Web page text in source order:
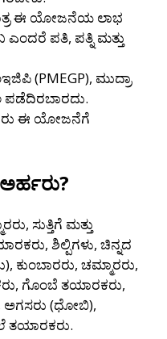
ಈ ಯೋಜನೆಯ ಲಾಭ
ಪತಿ, ಪತ್ನಿ ಮತ್ತು
(PMEGP), ಮುದ್ರಾ
ಪಡೆದಿರಬಾರದು.
ಈ ಯೋಜನೆಗೆ
ಸುತ್ತಿಗೆ ಮತ್ತು
ಶಿಲ್ಪಿಗಳು, ಚಿನ್ನದ
ಕುಂಬಾರರು, ಚಮ್ಮಾರರು,
ಗೊಂಬೆ ತಯಾರಕರು,
ಅಗಸರು (ಧೋಬಿ),
ತಯಾರಕರು.